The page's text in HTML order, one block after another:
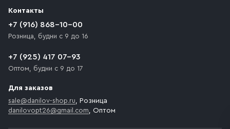
движения. Если на территории места назначения
доставки предусмотрен платный въезд, то Покупателю
необходимо компенсировать стоимость въезда
Контакты
+7 (916) 868-10-00
Розница, будни с 9 до 16
+7 (925) 417 07-93
Оптом, будни с 9 до 17
Для заказов
sale@danilov-shop.ru, Розница
danilovopt26@gmail.com, Оптом